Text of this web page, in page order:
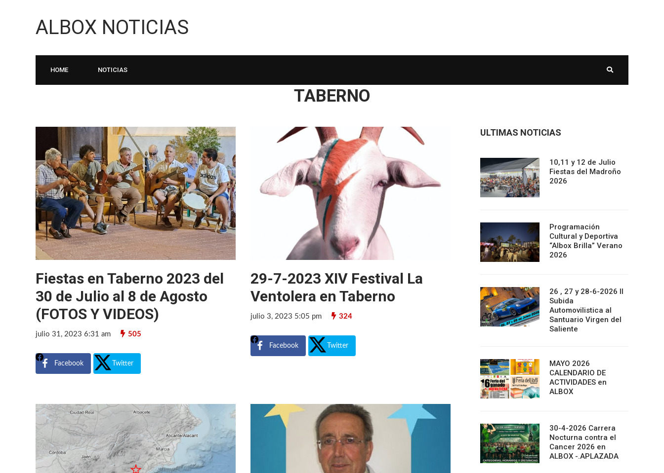
ALBOX NOTICIAS
HOME NOTICIAS
TABERNO
Fiestas en Taberno 2023 del
30 de Julio al 8 de Agosto
(FOTOS Y VIDEOS)
julio 31, 2023 6:31 am 505
Facebook Twitter
29-7-2023 XIV Festival La
Ventolera en Taberno
julio 3, 2023 5:05 pm 324
Facebook Twitter
ULTIMAS NOTICIAS
10,11 y 12 de Julio
Fiestas del Madroño
2026
Programación
Cultural y Deportiva
“Albox Brilla” Verano
2026
26 , 27 y 28-6-2026 II
Subida
Automovilistica al
Santuario Virgen del
Saliente
MAYO 2026
CALENDARIO DE
ACTIVIDADES en
ALBOX
30-4-2026 Carrera
Nocturna contra el
Cancer 2026 en
ALBOX -.APLAZADA